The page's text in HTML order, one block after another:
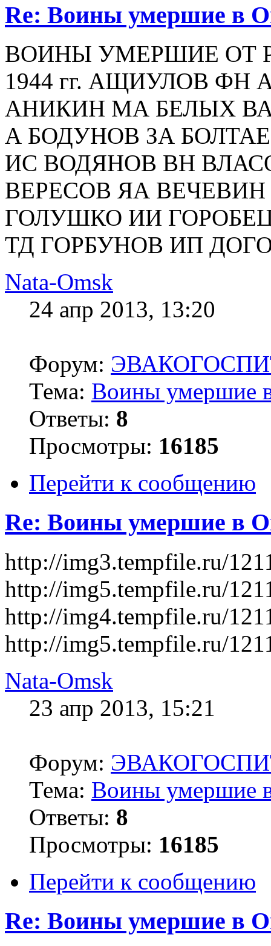
Re: Воины умершие в
ВОИНЫ УМЕРШИЕ ОТ
1944 гг. АЩИУЛОВ
АНИКИН МА БЕЛЫХ
А БОДУНОВ ЗА
ИС ВОДЯНОВ ВН
ВЕРЕСОВ ЯА
ГОЛУШКО ИИ
ТД ГОРБУНОВ ИП
Nata-Omsk
24 апр 2013, 13:20
Форум:
Тема: Воины умершие
Ответы: 8
Просмотры: 16185
Перейти к сообщению
Re: Воины умершие в
http://img3.tempfile.ru/
http://img5.tempfile.ru/
http://img4.tempfile.ru/
http://img5.tempfile.ru/
Nata-Omsk
23 апр 2013, 15:21
Форум:
Тема: Воины умершие
Ответы: 8
Просмотры: 16185
Перейти к сообщению
Re: Воины умершие в